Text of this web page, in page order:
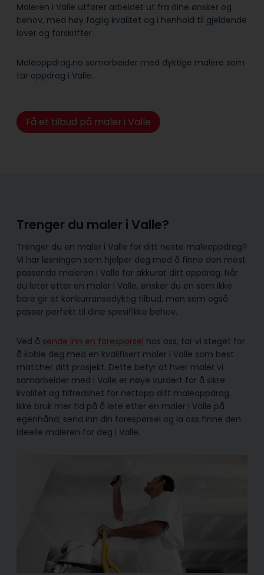
Maleren i Valle utfører arbeidet ut fra dine ønsker og
behov, med høy faglig kvalitet og i henhold til gjeldende
lover og forskrifter.
Maleoppdrag.no samarbeider med dyktige malere som
tar oppdrag i Valle.
Få et tilbud på maler i Valle
Trenger du maler i Valle?
Trenger du en maler i Valle for ditt neste maleoppdrag?
Vi har løsningen som hjelper deg med å finne den mest
passende maleren i Valle for akkurat ditt oppdrag. Når
du leter etter en maler i Valle, ønsker du en som ikke
bare gir et konkurransedyktig tilbud, men som også
passer perfekt til dine spesifikke behov.
Ved å sende inn en forespørsel hos oss, tar vi steget for
å koble deg med en kvalifisert maler i Valle som best
matcher ditt prosjekt. Dette betyr at hver maler vi
samarbeider med i Valle er nøye vurdert for å sikre
kvalitet og tilfredshet for nettopp ditt maleoppdrag.
Ikke bruk mer tid på å lete etter en maler i Valle på
egenhånd; send inn din forespørsel og la oss finne den
ideelle maleren for deg i Valle.